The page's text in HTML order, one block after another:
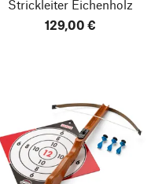
Strickleiter Eichenholz
129,00 €